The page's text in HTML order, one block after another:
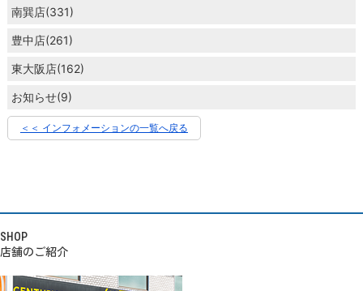
南巽店(331)
豊中店(261)
東大阪店(162)
お知らせ(9)
＜＜ インフォメーションの一覧へ戻る
SHOP
店舗のご紹介